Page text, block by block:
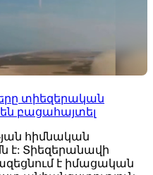
տիեզերական
բացահայտել
հիմնական
է: Տիեզերանավի
է իմացական